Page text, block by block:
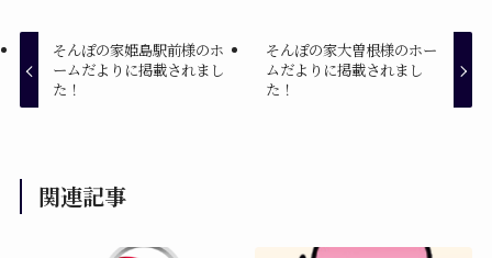
そんぽの家姫島駅前様のホ
ームだよりに掲載されまし
た！
そんぽの家大曽根様のホー
ムだよりに掲載されまし
た！
関連記事